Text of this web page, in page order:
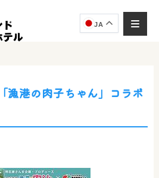
JA
港の肉子ちゃん」コラボ
ュ